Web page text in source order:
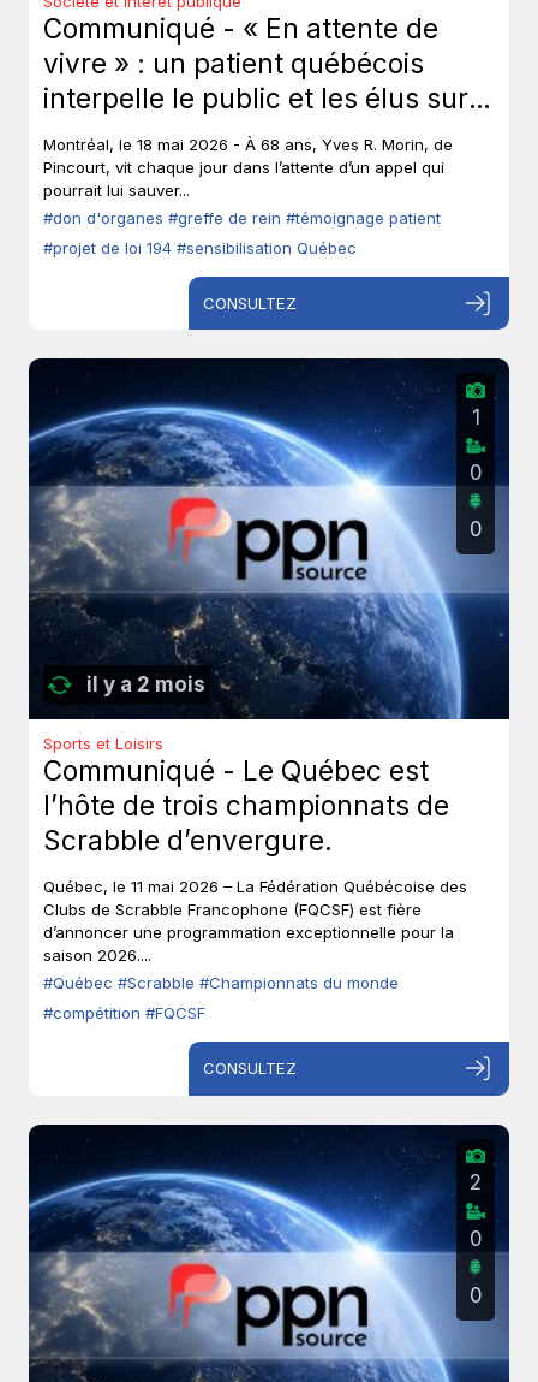
Communiqué - « En attente de
vivre » : un patient québécois
interpelle le public et les élus sur
le don d’organes.
Montréal, le 18 mai 2026 - À 68 ans, Yves R. Morin, de
Pincourt, vit chaque jour dans l’attente d’un appel qui
pourrait lui sauver...
#don d'organes #greffe de rein #témoignage patient
#projet de loi 194 #sensibilisation Québec
CONSULTEZ
il y a 2 mois
1
0
0
Sports et Loisirs
Communiqué - Le Québec est
l’hôte de trois championnats de
Scrabble d’envergure.
Québec, le 11 mai 2026 – La Fédération Québécoise des
Clubs de Scrabble Francophone (FQCSF) est fière
d’annoncer une programmation exceptionnelle pour la
saison 2026....
#Québec #Scrabble #Championnats du monde
#compétition #FQCSF
CONSULTEZ
2
0
0